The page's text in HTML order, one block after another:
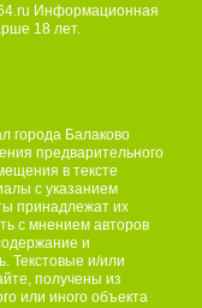
Информационная
рше 18 лет.
города Балаково
предварительного
в тексте
с указанием
принадлежат их
с мнением авторов
и
Текстовые и/или
получены из
или иного объекта